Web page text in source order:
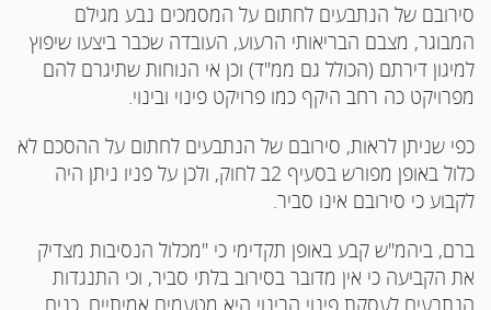
סירובם של הנתבעים לחתום על המסמכים נבע מגילם
המבוגר, מצבם הבריאותי הרעוע, העובדה שכבר ביצעו שיפוץ
למיגון דירתם (הכולל גם ממ"ד) וכן אי הנוחות שתיגרם להם
מפרויקט כה רחב היקף כמו פרויקט פינוי ובינוי.
כפי שניתן לראות, סירובם של הנתבעים לחתום על ההסכם לא
כלול באופן מפורש בסעיף 2ב לחוק, ולכן על פניו ניתן היה
לקבוע כי סירובם אינו סביר.
ברם, ביהמ"ש קבע באופן תקדימי כי "מכלול הנסיבות מצדיק
את הקביעה כי אין מדובר בסירוב בלתי סביר, וכי התנגדות